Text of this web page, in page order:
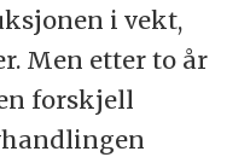
i vekt,
Men etter to år
forskjell